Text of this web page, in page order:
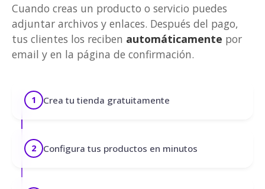
Cuando creas un producto o servicio puedes
adjuntar archivos y enlaces. Después del pago,
tus clientes los reciben automáticamente por
email y en la página de confirmación.
1 Crea tu tienda gratuitamente
2 Configura tus productos en minutos